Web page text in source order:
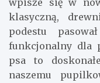
wpisze się w
klasyczną,
podestu
funkcjonalny dla
psa to
naszemu